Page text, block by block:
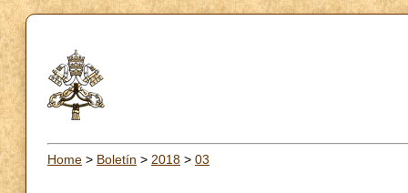
Home > Boletín > 2018 > 03